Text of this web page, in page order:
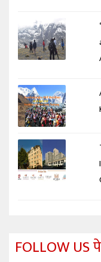
FOLLOW US